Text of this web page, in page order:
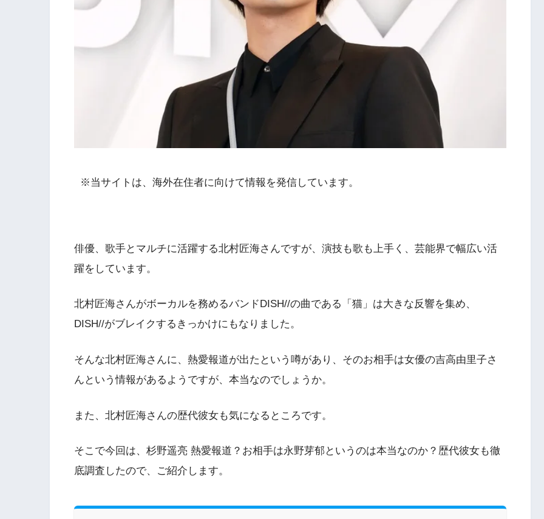
※当サイトは、海外在住者に向けて情報を発信しています。
俳優、歌手とマルチに活躍する北村匠海さんですが、演技も歌も上手く、芸能界で幅広い活
躍をしています。
北村匠海さんがボーカルを務めるバンドDISH//の曲である「猫」は大きな反響を集め、
DISH//がブレイクするきっかけにもなりました。
そんな北村匠海さんに、熱愛報道が出たという噂があり、そのお相手は女優の吉高由里子さ
んという情報があるようですが、本当なのでしょうか。
また、北村匠海さんの歴代彼女も気になるところです。
そこで今回は、杉野遥亮 熱愛報道？お相手は永野芽郁というのは本当なのか？歴代彼女も徹
底調査したので、ご紹介します。